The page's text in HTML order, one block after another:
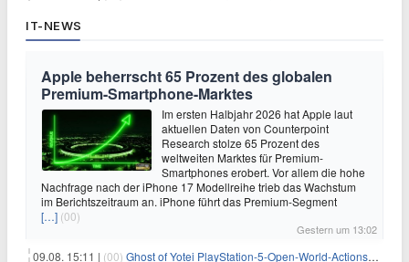
IT-NEWS
Apple beherrscht 65 Prozent des globalen
Premium-Smartphone-Marktes
Im ersten Halbjahr 2026 hat Apple laut
aktuellen Daten von Counterpoint
Research stolze 65 Prozent des
weltweiten Marktes für Premium-
Smartphones erobert. Vor allem die hohe
Nachfrage nach der iPhone 17 Modellreihe trieb das Wachstum
im Berichtszeitraum an. iPhone führt das Premium-Segment
[…] (00)
Gestern um 13:02
09.08. 15:11 | (00) Ghost of Yotei PlayStation-5-Open-World-Actionspiel für 55,65€